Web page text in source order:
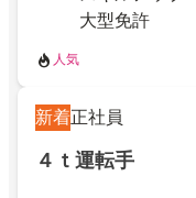
大型免許
人気
新着正社員
４ｔ運転手